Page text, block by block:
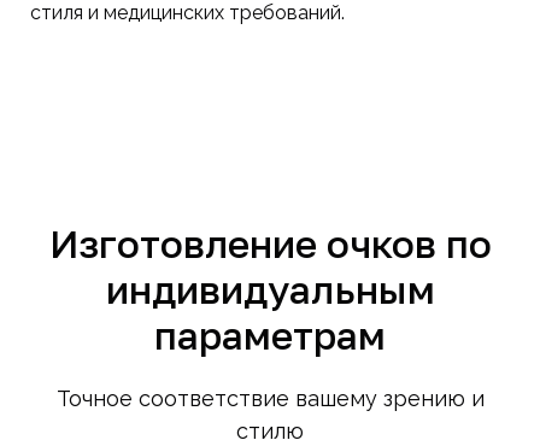
стиля и медицинских требований.
Изготовление очков по
индивидуальным
параметрам
Точное соответствие вашему зрению и
стилю